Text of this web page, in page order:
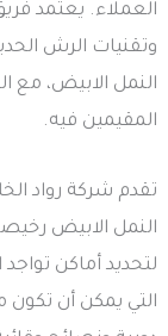
العملاء. يعتمد
وتقنيات الرش
النمل الابيض، مع
المقيمين فيه.
تقدم شركة رواد
النمل الابيض
لتحديد أماكن
التي يمكن أن